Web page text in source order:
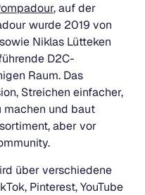
, auf der
wurde 2019 von
Niklas Lütteken
D2C-
Raum. Das
Streichen einfacher,
und baut
aber vor
über verschiedene
Pinterest, YouTube